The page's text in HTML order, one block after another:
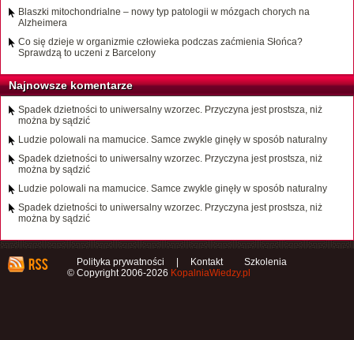
Blaszki mitochondrialne – nowy typ patologii w mózgach chorych na
Alzheimera
Co się dzieje w organizmie człowieka podczas zaćmienia Słońca?
Sprawdzą to uczeni z Barcelony
Najnowsze komentarze
Spadek dzietności to uniwersalny wzorzec. Przyczyna jest prostsza, niż
można by sądzić
Ludzie polowali na mamucice. Samce zwykle ginęły w sposób naturalny
Spadek dzietności to uniwersalny wzorzec. Przyczyna jest prostsza, niż
można by sądzić
Ludzie polowali na mamucice. Samce zwykle ginęły w sposób naturalny
Spadek dzietności to uniwersalny wzorzec. Przyczyna jest prostsza, niż
można by sądzić
Polityka prywatności Kontakt
Szkolenia
© Copyright 2006-2026 KopalniaWiedzy.pl